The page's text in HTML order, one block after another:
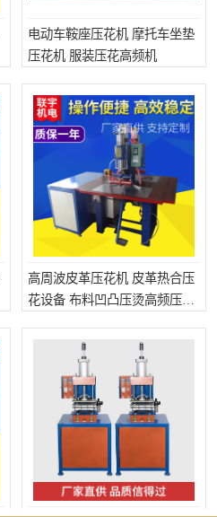
电动车鞍座压花机 摩托车坐垫
压花机 服装压花高频机
高周波皮革压花机 皮革热合压
花设备 布料凹凸压烫高频压花